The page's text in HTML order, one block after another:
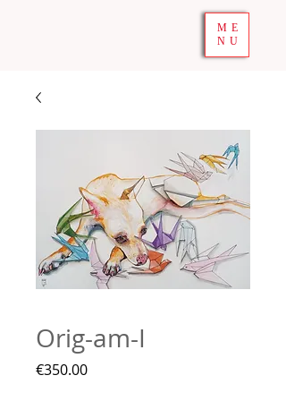
ME
NU
Orig-am-I
€350.00Price